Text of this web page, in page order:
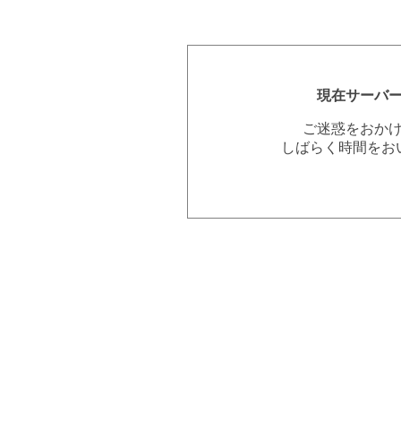
現在サーバ
ご迷惑をおか
しばらく時間を